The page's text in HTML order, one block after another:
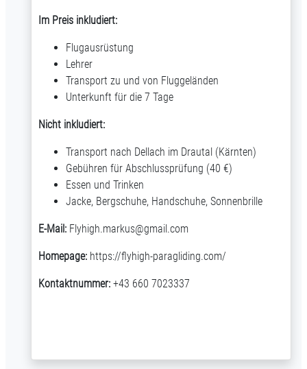
Im Preis inkludiert:
Flugausrüstung
Lehrer
Transport zu und von Fluggeländen
Unterkunft für die 7 Tage
Nicht inkludiert:
Transport nach Dellach im Drautal (Kärnten)
Gebühren für Abschlussprüfung (40 €)
Essen und Trinken
Jacke, Bergschuhe, Handschuhe, Sonnenbrille
E-Mail:Flyhigh.markus@gmail.com
Homepage: https://flyhigh-paragliding.com/
Kontaktnummer:+43 660 7023337